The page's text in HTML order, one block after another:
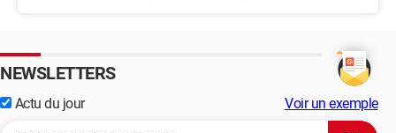
NEWSLETTERS
Actu du jour Voir un exemple